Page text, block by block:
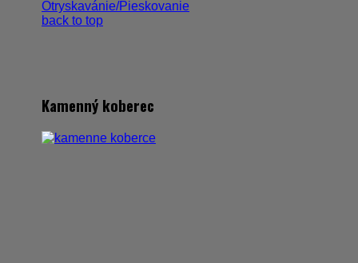
Otryskavánie/Pieskovanie
back to top
Kamenný koberec